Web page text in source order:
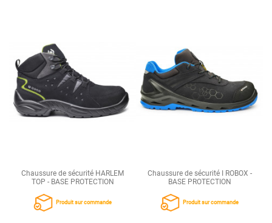
Chaussure de sécurité HARLEM
TOP - BASE PROTECTION
Produit sur commande
Chaussure de sécurité I ROBOX -
BASE PROTECTION
Produit sur commande